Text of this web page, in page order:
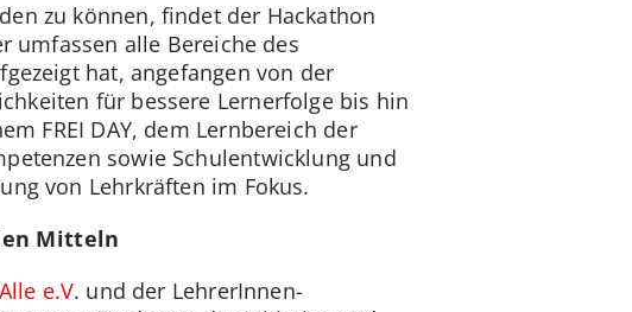
zu können, findet der Hackathon
umfassen alle Bereiche des
hat, angefangen von der
für bessere Lernerfolge bis hin
FREI DAY, dem Lernbereich der
sowie Schulentwicklung und
von Lehrkräften im Fokus.
Mitteln
e.V. und der LehrerInnen-